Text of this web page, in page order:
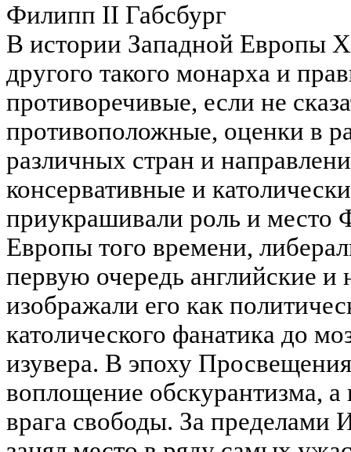
Филипп II Габсбург
В истории Западной Европы
другого такого монарха и
противоречивые, если не
противоположные, оценки в
различных стран и
консервативные и
приукрашивали роль и место
Европы того времени,
первую очередь английские и
изображали его как
католического фанатика до
изувера. В эпоху
воплощение обскурантизма, а
врага свободы. За